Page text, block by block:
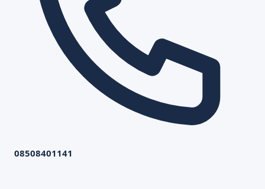
08508401141